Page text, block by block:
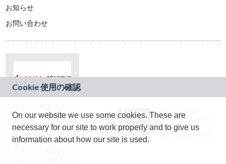
お知らせ
お問い合わせ
ドコモグループの新
規事業創出プログラ
ム「docomo
STARTUP」を通じて
JASRAC許諾番号：
9024936001Y45037
JASRAC許諾番号：
On our website we use some cookies. These are
necessary for our site to work properly and to give us
information about how our site is used.